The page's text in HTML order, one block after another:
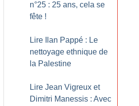
n°25 : 25 ans, cela se
fête !
Lire Ilan Pappé : Le
nettoyage ethnique de
la Palestine
Lire Jean Vigreux et
Dimitri Manessis : Avec